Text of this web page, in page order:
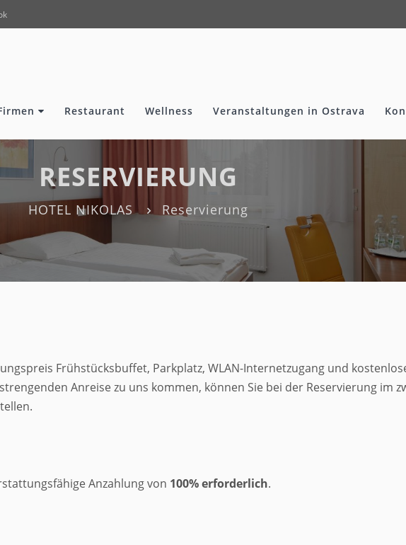
Restaurant Wellness Veranstaltungen in Ostrava
RESERVIERUNG
HOTEL NIKOLAS Reservierung
Frühstücksbuffet, Parkplatz, WLAN-Internetzugang und
Anreise zu uns kommen, können Sie bei der Reservierung im
Anzahlung von 100% erforderlich.